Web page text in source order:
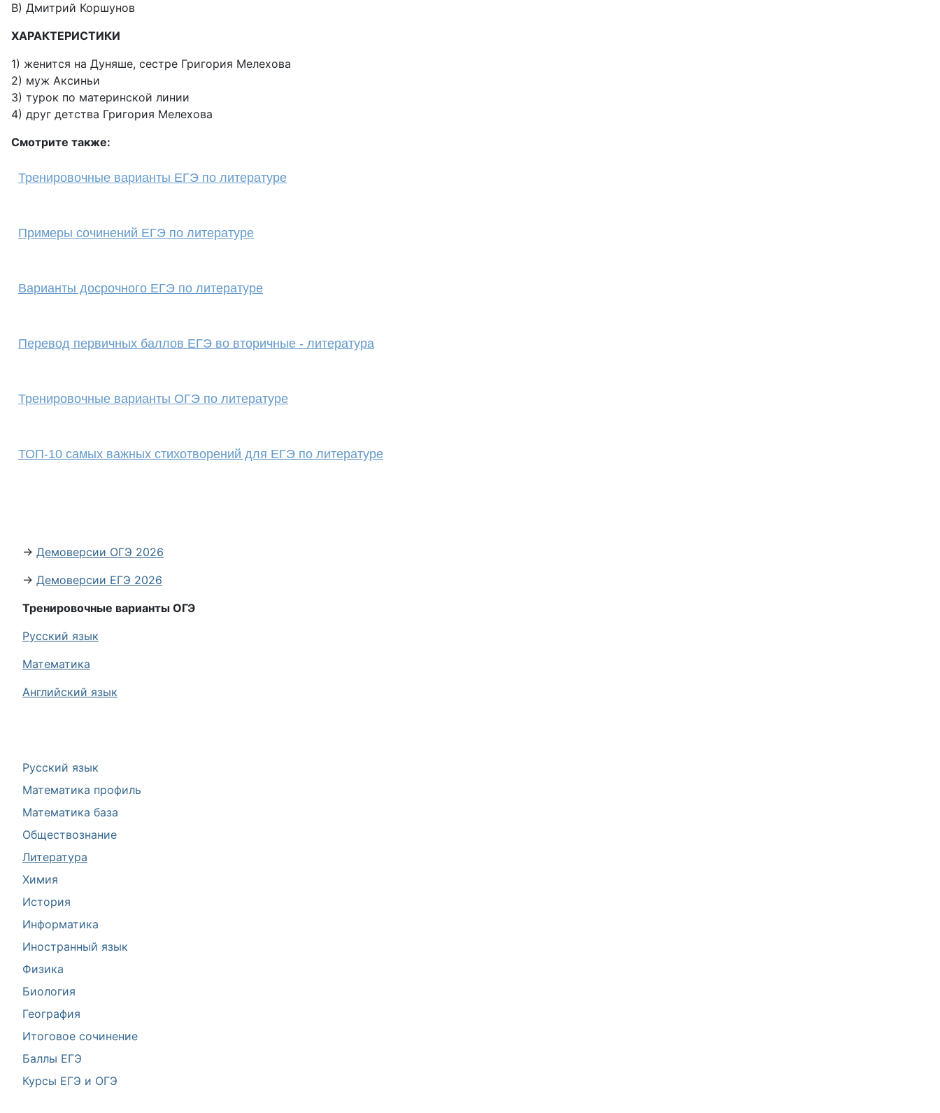
Русский язык
Математика профиль
Математика база
Обществознание
Литература
Химия
История
Информатика
Иностранный язык
Физика
Биология
География
Итоговое сочинение
Баллы ЕГЭ
Курсы ЕГЭ и ОГЭ
В) Дмитрий Коршунов
ХАРАКТЕРИСТИКИ
1) женится на Дуняше, сестре Григория Мелехова
2) муж Аксиньи
3) турок по материнской линии
4) друг детства Григория Мелехова
Смотрите также:
Тренировочные варианты ЕГЭ по литературе
Примеры сочинений ЕГЭ по литературе
Варианты досрочного ЕГЭ по литературе
Перевод первичных баллов ЕГЭ во вторичные - литература
Тренировочные варианты ОГЭ по литературе
ТОП-10 самых важных стихотворений для ЕГЭ по литературе
→ Демоверсии ОГЭ 2026
→ Демоверсии ЕГЭ 2026
Тренировочные варианты ОГЭ
Русский язык
Математика
Английский язык